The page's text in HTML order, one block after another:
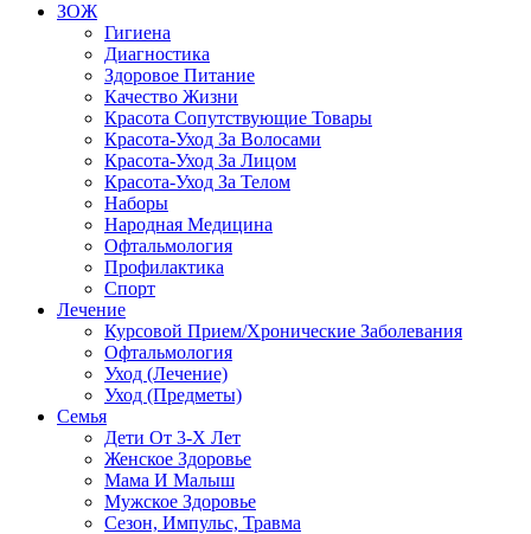
ЗОЖ
Гигиена
Диагностика
Здоровое Питание
Качество Жизни
Красота Сопутствующие Товары
Красота-Уход За Волосами
Красота-Уход За Лицом
Красота-Уход За Телом
Наборы
Народная Медицина
Офтальмология
Профилактика
Спорт
Лечение
Курсовой Прием/Хронические Заболевания
Офтальмология
Уход (Лечение)
Уход (Предметы)
Семья
Дети От 3-Х Лет
Женское Здоровье
Мама И Малыш
Мужское Здоровье
Сезон, Импульс, Травма